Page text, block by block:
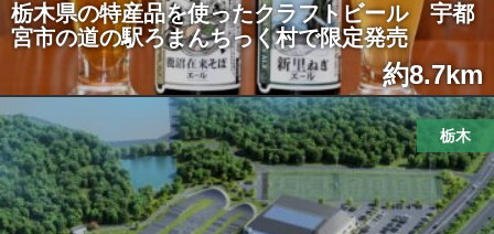
栃木県の特産品を使ったクラフトビール 宇都
宮市の道の駅ろまんちっく村で限定発売
約8.7km
栃木